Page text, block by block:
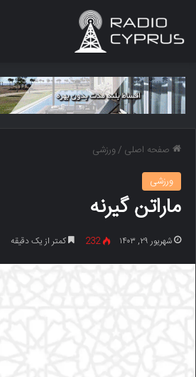
صفحه اصلی /ورزشی
ورزشی
ماراتن گیرنه
شهریور ۲۹, ۱۴۰۳ 232 کمتر از یک دقیقه